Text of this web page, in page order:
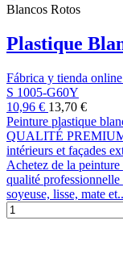
Blancos Rotos
Plastique
Fábrica y tienda
S 1005-G60Y
10,96 € 13,70 €
Peinture plastique
QUALITÉ PREMIUM
intérieurs et façades
Achetez de la
qualité
soyeuse, lisse, mate